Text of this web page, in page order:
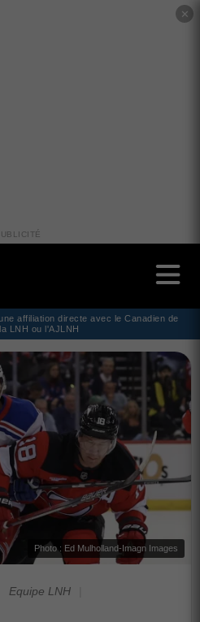
✕
affiliation directe avec le Canadien de
LNH ou l'AJLNH
Photo : Ed Mulholland-Imagn Images
Equipe LNH